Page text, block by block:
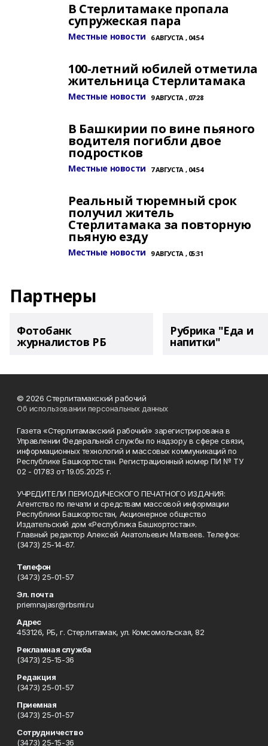
В Стерлитамаке пропала
супружеская пара
Местные новости 6 АВГУСТА , 04:54
100-летний юбилей отметила
жительница Стерлитамака
Местные новости 9 АВГУСТА , 07:28
В Башкирии по вине пьяного
водителя погибли двое
подростков
Местные новости 7 АВГУСТА , 04:54
Реальный тюремный срок
получил житель
Стерлитамака за повторную
пьяную езду
Местные новости 9 АВГУСТА , 05:31
Партнеры
Фотобанк
журналистов РБ
Рубрика "Еда и
напитки"
© 2026 Стерлитамакский рабочий
Об использовании персональных данных
Газета «Стерлитамакский рабочий» зарегистрирована в
Управлении Федеральной службы по надзору в сфере связи,
информационных технологий и массовых коммуникаций по
Республике Башкортостан. Регистрационный номер ПИ № ТУ
02 - 01783 от 19.05.2025 г.
УЧРЕДИТЕЛИ ПЕРИОДИЧЕСКОГО ПЕЧАТНОГО ИЗДАНИЯ:
Агентство по печати и средствам массовой информации
Республики Башкортостан, Акционерное общество
Издательский дом «Республика Башкортостан».
Главный редактор Алексей Анатольевич Матвеев. Телефон:
(3473) 25-14-67.
Телефон
(3473) 25-01-57
Эл. почта
priemnajasr@rbsmi.ru
Адрес
453126, РБ, г. Стерлитамак, ул. Комсомольская, 82
Рекламная служба
(3473) 25-15-36
Редакция
(3473) 25-01-57
Приемная
(3473) 25-01-57
Сотрудничество
(3473) 25-15-36